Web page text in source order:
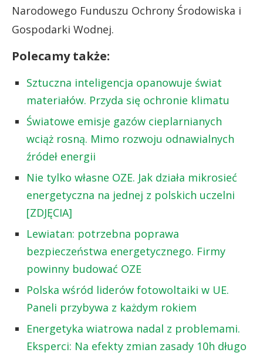
Narodowego Funduszu Ochrony Środowiska i
Gospodarki Wodnej.
Polecamy także:
Sztuczna inteligencja opanowuje świat
materiałów. Przyda się ochronie klimatu
Światowe emisje gazów cieplarnianych
wciąż rosną. Mimo rozwoju odnawialnych
źródeł energii
Nie tylko własne OZE. Jak działa mikrosieć
energetyczna na jednej z polskich uczelni
[ZDJĘCIA]
Lewiatan: potrzebna poprawa
bezpieczeństwa energetycznego. Firmy
powinny budować OZE
Polska wśród liderów fotowoltaiki w UE.
Paneli przybywa z każdym rokiem
Energetyka wiatrowa nadal z problemami.
Eksperci: Na efekty zmian zasady 10h długo